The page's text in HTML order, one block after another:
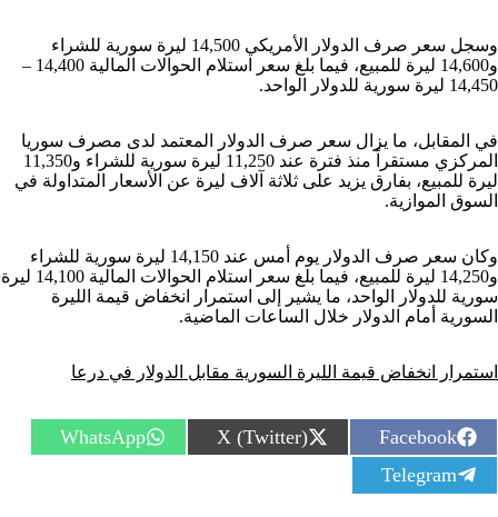
وسجل سعر صرف الدولار الأمريكي 14,500 ليرة سورية للشراء
و14,600 ليرة للمبيع، فيما بلغ سعر استلام الحوالات المالية 14,400 –
14,450 ليرة سورية للدولار الواحد.
في المقابل، ما يزال سعر صرف الدولار المعتمد لدى مصرف سوريا
المركزي مستقراً منذ فترة عند 11,250 ليرة سورية للشراء و11,350
ليرة للمبيع، بفارق يزيد على ثلاثة آلاف ليرة عن الأسعار المتداولة في
السوق الموازية.
وكان سعر صرف الدولار يوم أمس عند 14,150 ليرة سورية للشراء
و14,250 ليرة للمبيع، فيما بلغ سعر استلام الحوالات المالية 14,100 ليرة
سورية للدولار الواحد، ما يشير إلى استمرار انخفاض قيمة الليرة
السورية أمام الدولار خلال الساعات الماضية.
استمرار انخفاض قيمة الليرة السورية مقابل الدولار في درعا
S
h
a
r
Facebook
S
h
X (Twitter)
S
h
WhatsApp
S
h
Telegram